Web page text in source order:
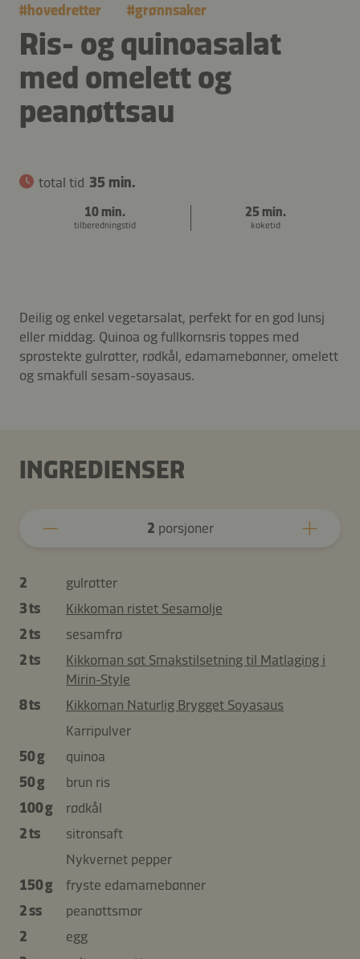
#hovedretter #grønnsaker
Ris- og quinoasalat
med omelett og
peanøttsau
total tid 35 min.
10 min.
tilberedningstid
25 min.
koketid
Deilig og enkel vegetarsalat, perfekt for en god lunsj
eller middag. Quinoa og fullkornsris toppes med
sprøstekte gulrøtter, rødkål, edamamebønner, omelett
og smakfull sesam-soyasaus.
INGREDIENSER
2 porsjoner
2
gulrøtter
3 ts
Kikkoman ristet Sesamolje
2 ts
sesamfrø
2 ts
Kikkoman søt Smakstilsetning til Matlaging i
Mirin-Style
8 ts
Kikkoman Naturlig Brygget Soyasaus
Karripulver
50 g
quinoa
50 g
brun ris
100 g
rødkål
2 ts
sitronsaft
Nykvernet pepper
150 g
fryste edamamebønner
2 ss
peanøttsmør
2
egg